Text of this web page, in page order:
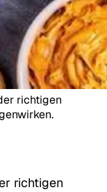
richtigen
richtigen